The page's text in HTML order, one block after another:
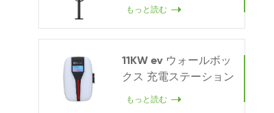
もっと読む
11KW ev ウォールボッ
クス 充電ステーション
もっと読む